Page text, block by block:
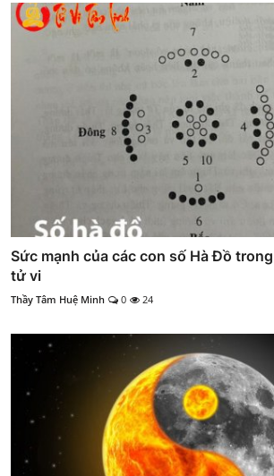
Sức mạnh của các con số Hà Đồ
tử vi
Thầy Tâm Huệ Minh 0 24